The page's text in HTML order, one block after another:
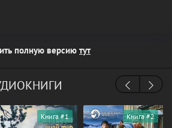
полную версию тут
Книга #1 Книга #2